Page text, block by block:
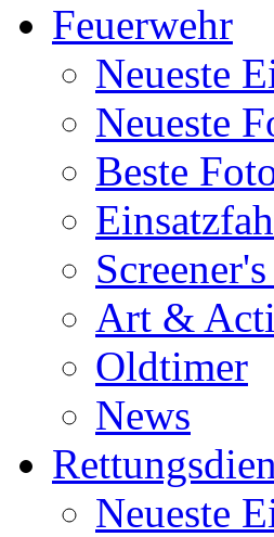
Feuerwehr
Neueste
Neueste
Beste
Art &
Oldtimer
News
Neueste